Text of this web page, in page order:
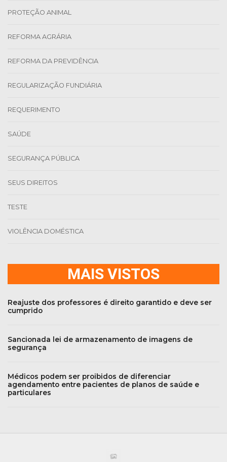
PROTEÇÃO ANIMAL
REFORMA AGRÁRIA
REFORMA DA PREVIDÊNCIA
REGULARIZAÇÃO FUNDIÁRIA
REQUERIMENTO
SAÚDE
SEGURANÇA PÚBLICA
SEUS DIREITOS
TESTE
VIOLÊNCIA DOMÉSTICA
MAIS VISTOS
Reajuste dos professores é direito garantido e deve ser
cumprido
Sancionada lei de armazenamento de imagens de
segurança
Médicos podem ser proibidos de diferenciar
agendamento entre pacientes de planos de saúde e
particulares